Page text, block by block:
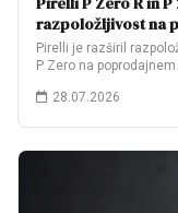
razpoložljivost na
Pirelli je razširil
P Zero na
28.07.2026